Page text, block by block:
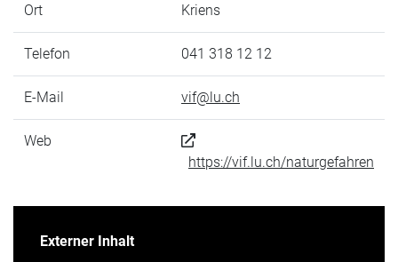
Ort Kriens
Telefon 041 318 12 12
E-Mail vif@lu.ch
Web
https://vif.lu.ch/naturgefahren
Externer Inhalt